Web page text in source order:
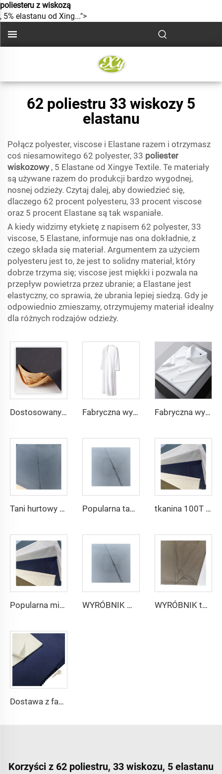
poliesteru z wiskozą
, 5% elastanu od Xing...">
62 poliestru 33 wiskozy 5
elastanu
Połącz polyester, viscose i Elastane razem i otrzymasz
coś niesamowitego 62 polyester, 33 poliester
wiskozowy , 5 Elastane od Xingye Textile. Te materiały
są używane razem do produkcji bardzo wygodnej,
nosnej odzieży. Czytaj dalej, aby dowiedzieć się,
dlaczego 62 procent polyesteru, 33 procent viscose
oraz 5 procent Elastane są tak wspaniałe.
A kiedy widzimy etykietę z napisem 62 polyester, 33
viscose, 5 Elastane, informuje nas ona dokładnie, z
czego składa się materiał. Argumentem za użyciem
polyesteru jest to, że jest to solidny materiał, który
dobrze trzyma się; viscose jest miękki i pozwala na
przepływ powietrza przez ubranie; a Elastane jest
elastyczny, co sprawia, że ubrania lepiej siedzą. Gdy je
odpowiednio zmieszamy, otrzymujemy materiał idealny
dla różnych rodzajów odzieży.
Dostosowany materiał TR o lekkiej wadze, wygodny w użyciu dla mieszkańców Środkowego Wschodu w różnych kolorach, jednolity materiał twill na koszule i szaty Fabryczna wysoka jakość materiału TR twill dla męskich szat ze Środkowego Wschodu, lekka waga Fabryczna wysoka jakość materiału TR twill jednolitego dla męskich szat ze Środkowego Wschodu, lekka waga
Tani hurtowy mikrofibrowy materiał arabski na thobe dla mężczyzn z poliestru Toyobo koszula arabska Popularna tania tkanina arabska na thobe dla koszuli i spodni z poliestru Toyobo mikrofibrowa tkanina 100T Woven Plain mikrofibrowa Tkanina Poliestrowa Toyobo Tkanina Arabska Thobe
Popularna mikrofibrowa tkanina arabskiego thobe dla mężczyzn z wirującego poliestru tkanina toyobo koszula arabski thobe WYRÓBNIK mikrofibrowej tkaniny dla mężczyzn z wirującego poliestru tkanina toyobo koszula arabski thobe WYRÓBNIK tkaniny arabskiego thobe dla mężczyzn z wirującego poliestru tkanina toyobo koszula arabski thobe
Dostawa z fabryki 65% poliestru 35% bawełny na podszewkę dżinsów w kolorze jednolitym TC TWILL Farbowany materiał na kieszenie do odzieży roboczej
Korzyści z 62 poliestru, 33 wiskozu, 5 elastanu